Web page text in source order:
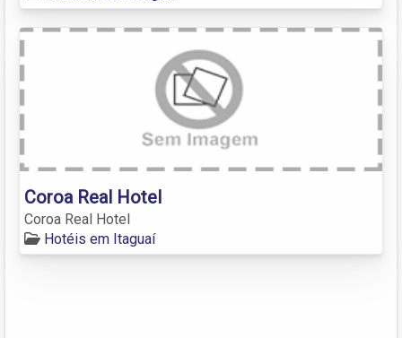
Coroa Real Hotel
Coroa Real Hotel
Hotéis em Itaguaí